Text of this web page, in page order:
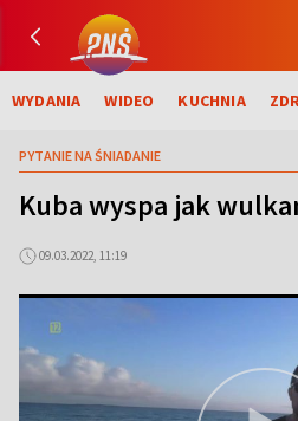
WYDANIA WIDEO KUCHNIA
PYTANIE NA ŚNIADANIE
Kuba wyspa jak
09.03.2022, 11:19